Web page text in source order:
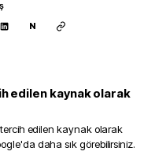
N
edilen kaynak olarak
edilen kaynak olarak
daha sık görebilirsiniz.